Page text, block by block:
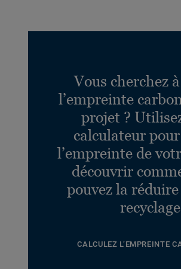
Vous cherchez
l’empreinte
projet ?
calculateur
l’empreinte de
découvrir
pouvez la
CALCULEZ L’EMPREINTE